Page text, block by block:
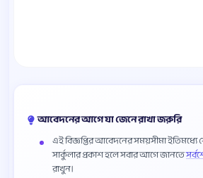
আবেদনের আগে যা জেনে রাখা জরুরি
এই বিজ্ঞপ্তির আবেদনের সময়সীমা
সার্কুলার প্রকাশ হলে সবার আগে জানতে
রাখুন।